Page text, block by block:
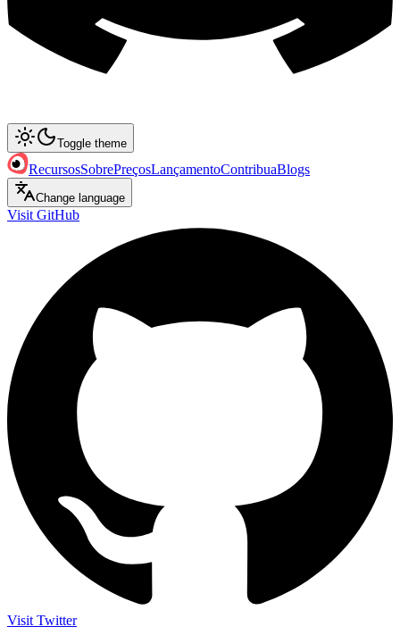
Toggle theme
RecursosSobrePreçosLançamentoContribuaBlogs
Change language
Visit GitHub
Visit Twitter